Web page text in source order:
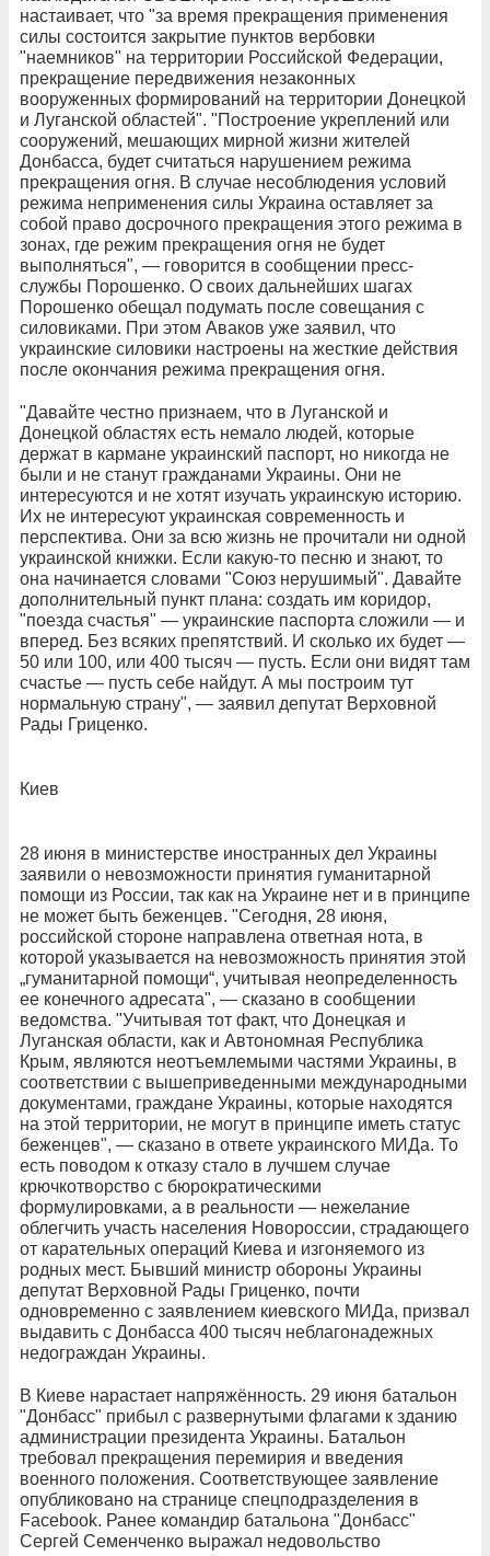
настаивает, что "за время прекращения применения
силы состоится закрытие пунктов вербовки
"наемников" на территории Российской Федерации,
прекращение передвижения незаконных
вооруженных формирований на территории Донецкой
и Луганской областей". "Построение укреплений или
сооружений, мешающих мирной жизни жителей
Донбасса, будет считаться нарушением режима
прекращения огня. В случае несоблюдения условий
режима неприменения силы Украина оставляет за
собой право досрочного прекращения этого режима в
зонах, где режим прекращения огня не будет
выполняться", — говорится в сообщении пресс-
службы Порошенко. О своих дальнейших шагах
Порошенко обещал подумать после совещания с
силовиками. При этом Аваков уже заявил, что
украинские силовики настроены на жесткие действия
после окончания режима прекращения огня.
"Давайте честно признаем, что в Луганской и
Донецкой областях есть немало людей, которые
держат в кармане украинский паспорт, но никогда не
были и не станут гражданами Украины. Они не
интересуются и не хотят изучать украинскую историю.
Их не интересуют украинская современность и
перспектива. Они за всю жизнь не прочитали ни одной
украинской книжки. Если какую-то песню и знают, то
она начинается словами "Союз нерушимый". Давайте
дополнительный пункт плана: создать им коридор,
"поезда счастья" — украинские паспорта сложили — и
вперед. Без всяких препятствий. И сколько их будет —
50 или 100, или 400 тысяч — пусть. Если они видят там
счастье — пусть себе найдут. А мы построим тут
нормальную страну", — заявил депутат Верховной
Рады Гриценко.
Киев
28 июня в министерстве иностранных дел Украины
заявили о невозможности принятия гуманитарной
помощи из России, так как на Украине нет и в принципе
не может быть беженцев. "Сегодня, 28 июня,
российской стороне направлена ответная нота, в
которой указывается на невозможность принятия этой
„гуманитарной помощи“, учитывая неопределенность
ее конечного адресата", — сказано в сообщении
ведомства. "Учитывая тот факт, что Донецкая и
Луганская области, как и Автономная Республика
Крым, являются неотъемлемыми частями Украины, в
соответствии с вышеприведенными международными
документами, граждане Украины, которые находятся
на этой территории, не могут в принципе иметь статус
беженцев", — сказано в ответе украинского МИДа. То
есть поводом к отказу стало в лучшем случае
крючкотворство с бюрократическими
формулировками, а в реальности — нежелание
облегчить участь населения Новороссии, страдающего
от карательных операций Киева и изгоняемого из
родных мест. Бывший министр обороны Украины
депутат Верховной Рады Гриценко, почти
одновременно с заявлением киевского МИДа, призвал
выдавить с Донбасса 400 тысяч неблагонадежных
недограждан Украины.
В Киеве нарастает напряжённость. 29 июня батальон
"Донбасс" прибыл с развернутыми флагами к зданию
администрации президента Украины. Батальон
требовал прекращения перемирия и введения
военного положения. Соответствующее заявление
опубликовано на странице спецподразделения в
Facebook. Ранее командир батальона "Донбасс"
Сергей Семенченко выражал недовольство